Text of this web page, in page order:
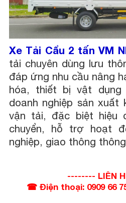
Xe Tải Cẩu 2 tấn VM
tải chuyên dùng lưu
đáp ứng nhu cầu nâng
hóa, thiết bị vật
doanh nghiệp sản xuất
vận tải, đặc biệt hiệu
chuyển, hỗ trợ hoạt
nghiệp, giao thông
-------- LIÊN
☎ Điện thoại: 0909 66